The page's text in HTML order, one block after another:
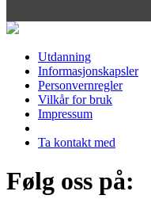
Utdanning
Informasjonskapsler
Personvernregler
Vilkår for bruk
Impressum
Ta kontakt med
Følg oss på: